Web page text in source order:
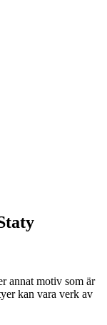
annat motiv som är
kan vara verk av